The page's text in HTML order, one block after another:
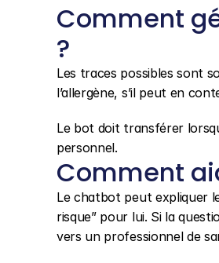
Comment
?
Les traces possibles sont
l’allergène, s’il peut en
Le bot doit transférer
personnel.
Comment
Le chatbot peut expliquer
risque” pour lui. Si la
vers un professionnel de